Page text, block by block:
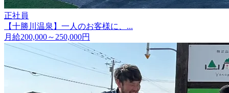
正社員
【十勝川温泉】一人のお客様に、...
月給200,000～250,000円